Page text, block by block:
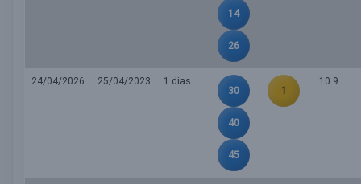
14
26
24/04/2026 25/04/2023
1 dias
30
40
45
1
10.9